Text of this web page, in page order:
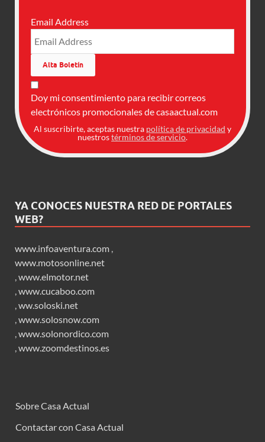
Email Address
Doy mi consentimiento para recibir correos
electrónicos promocionales de casaactual.com
Al suscribirte, aceptas nuestra política de privacidad y
nuestrostérminos de servicio.
YA CONOCES NUESTRA RED DE PORTALES
WEB?
www.infoaventura.com ,
www.motosonline.net
,www.elmotor.net
,www.cucaboo.com
,ww.soloski.net
,www.solosnow.com
,www.solonordico.com
,www.zoomdestinos.es
Sobre Casa Actual
Contactar con Casa Actual